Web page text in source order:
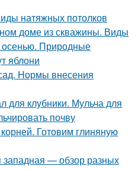
натяжных потолков
доме из скважины. Виды
осенью. Природные
яблони
Нормы внесения
для клубники. Мульча для
почву
Готовим глиняную
западная — обзор разных